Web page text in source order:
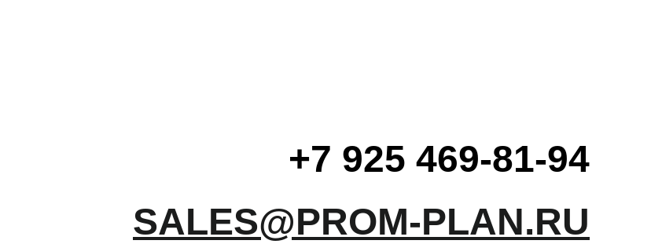
+7 925 469-81-94
SALES@PROM-PLAN.RU